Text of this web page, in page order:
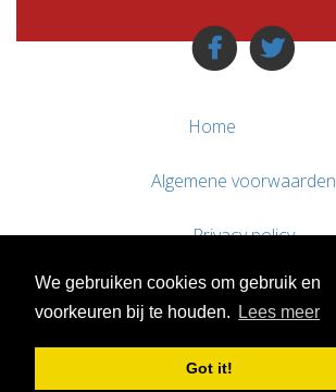
We gebruiken cookies om gebruik en
voorkeuren bij te houden.
Lees meer
Got it!
Home
Algemene voorwaarden
Privacy policy
Contact / Support